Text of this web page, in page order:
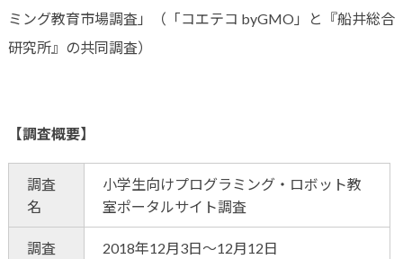
ミング教育市場調査」（「コエテコ byGMO」と『船井総合
研究所』の共同調査）
【調査概要】
調査
名
小学生向けプログラミング・ロボット教
室ポータルサイト調査
調査
2018年12月3日～12月12日